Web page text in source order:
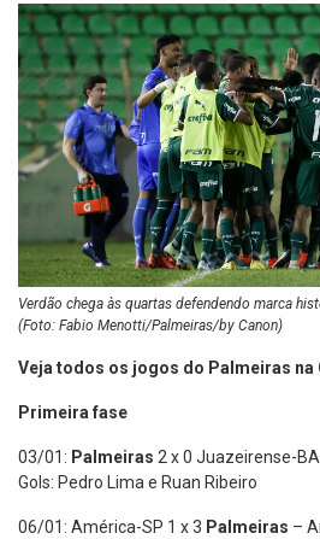
Verdão chega às quartas defendendo marca
(Foto: Fabio Menotti/Palmeiras/by Canon)
Veja todos os jogos do Palmeiras na
Primeira fase
03/01: Palmeiras 2 x 0 Juazeirense-
Gols: Pedro Lima e Ruan Ribeiro
06/01: América-SP 1 x 3 Palmeiras –